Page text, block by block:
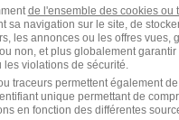
TIG H/F
de l'ensemble des cookies ou
sa navigation sur le site, de
les annonces ou les offres vues,
non, et plus globalement
violations de sécurité.
traceurs permettent également
unique permettant de
en fonction des différentes